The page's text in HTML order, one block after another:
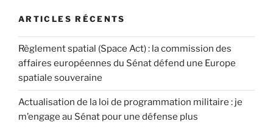
ARTICLES RÉCENTS
Règlement spatial (Space Act) : la commission des
affaires européennes du Sénat défend une Europe
spatiale souveraine
Actualisation de la loi de programmation militaire : je
m’engage au Sénat pour une défense plus